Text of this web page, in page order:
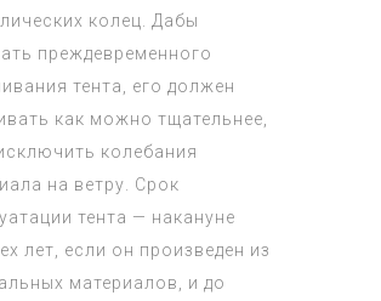
колец. Дабы
преждевременного
тента, его должен
как можно тщательнее,
колебания
на ветру. Срок
тента — накануне
лет, если он произведен из
материалов, и до